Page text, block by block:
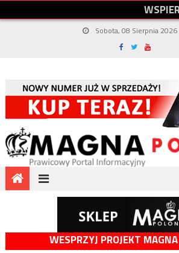
WSPIE
Sobota, 08 Sierpnia 2026
WESPRZYJ PROJEKT